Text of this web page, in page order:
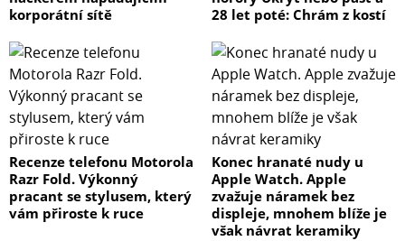
korporátní sítě
28 let poté: Chrám z kostí
Recenze telefonu Motorola
Razr Fold. Výkonný
pracant se stylusem, který
vám přiroste k ruce
Konec hranaté nudy u
Apple Watch. Apple
zvažuje náramek bez
displeje, mnohem blíže je
však návrat keramiky